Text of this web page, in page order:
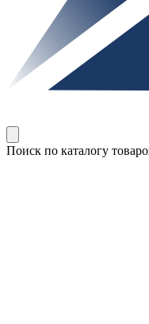
Поиск по каталогу